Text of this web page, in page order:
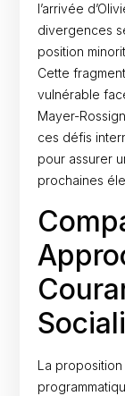
l’arrivée
divergences
position
Cette
vulnérable
Mayer-
ces défis
pour assurer
prochaines
La